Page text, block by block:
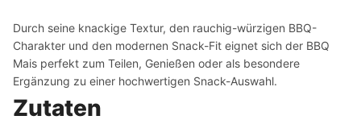
Durch seine knackige Textur, den rauchig-würzigen BBQ-
Charakter und den modernen Snack-Fit eignet sich der BBQ
Mais perfekt zum Teilen, Genießen oder als besondere
Ergänzung zu einer hochwertigen Snack-Auswahl.
Zutaten